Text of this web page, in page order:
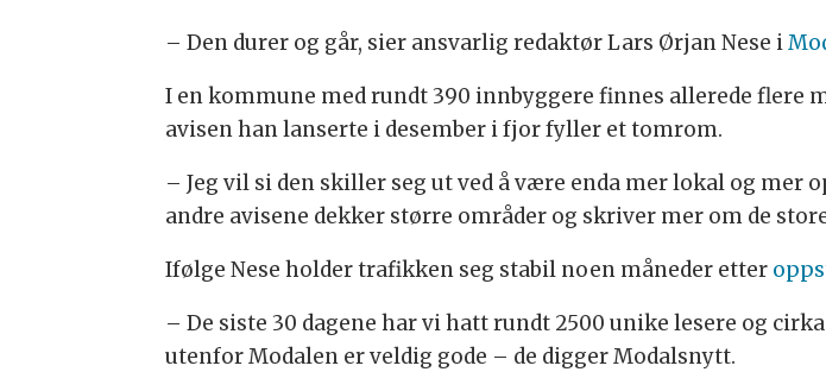
– Den durer og går, sier ansvarlig redaktør Lars Ørjan Nese i
I en kommune med rundt 390 innbyggere finnes allerede flere
avisen han lanserte i desember i fjor fyller et tomrom.
– Jeg vil si den skiller seg ut ved å være enda mer lokal og mer
andre avisene dekker større områder og skriver mer om de
Ifølge Nese holder trafikken seg stabil noen måneder etter
– De siste 30 dagene har vi hatt rundt 2500 unike lesere og
utenfor Modalen er veldig gode – de digger Modalsnytt.